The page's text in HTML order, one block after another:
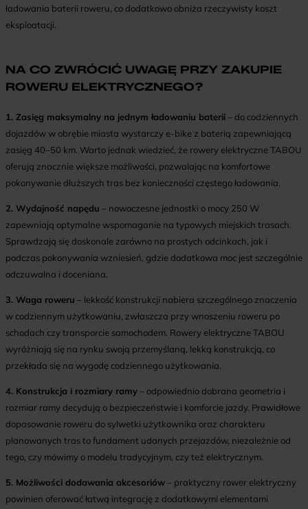
ładowania baterii roweru, co dodatkowo obniża rzeczywisty koszt
eksploatacji.
NA CO ZWRÓCIĆ UWAGĘ PRZY ZAKUPIE
ROWERU ELEKTRYCZNEGO?
1. Zasięg maksymalny na jednym ładowaniu baterii– do codziennych
dojazdów w obrębie miasta wystarczy e-bike z baterią zapewniającą
zasięg 40–50 km. Warto jednak wiedzieć, że rowery elektryczne TABOU
oferują znacznie większe możliwości, pozwalając na komfortowe
pokonywanie dłuższych tras bez konieczności częstego ładowania.
2. Wydajność napędu – nowoczesne jednostki o mocy 250 W
zapewniają optymalne wspomaganie na typowych miejskich trasach.
Sprawdzają się doskonale zarówno na prostych odcinkach, jak i
podczas pokonywania wzniesień, gdzie dodatkowa moc jest szczególnie
odczuwalna i doceniana.
3. Waga roweru – lekkość konstrukcji nabiera szczególnego znaczenia
w codziennym użytkowaniu, zwłaszcza przy wnoszeniu roweru po
schodach czy transporcie samochodem. Rowery elektryczne TABOU
wyróżniają się na rynku swoją przemyślaną, lekką konstrukcją, co
przekłada się na wygodę codziennego użytkowania.
4. Konstrukcja i rozmiary ramy– odpowiednio dobrana geometria i
rozmiar ramy decydują o bezpieczeństwie i komforcie jazdy. Prawidłowe
dopasowanie roweru do sylwetki użytkownika oraz charakteru
planowanych tras to fundament udanych przejazdów, niezależnie od
tego, czy mówimy o modelu tradycyjnym, czy też elektrycznym.
5. Możliwości dodawania akcesoriów– praktyczny rower elektryczny
powinien oferować łatwą integrację z dodatkowymi elementami